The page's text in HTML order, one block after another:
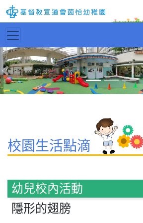
Previous
校園生活點滴
幼兒校內活動
隱形的翅膀